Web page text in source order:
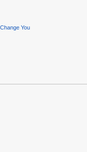
You